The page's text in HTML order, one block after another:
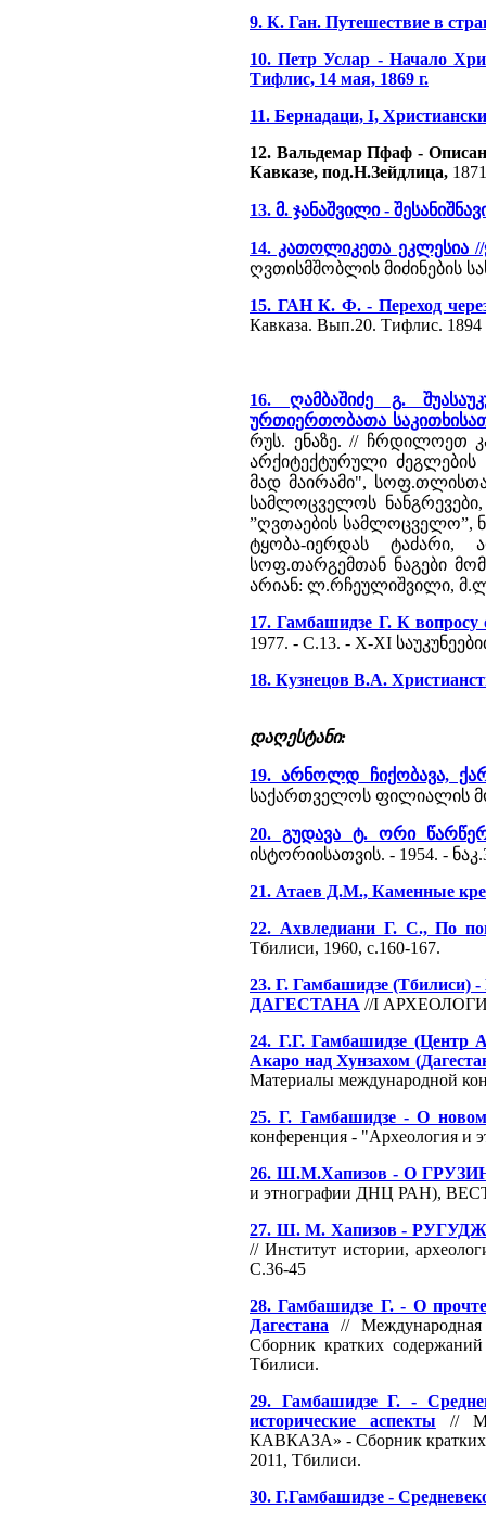
9. К. Ган. Путешествие в
10. Петр Услар - Начало
Тифлис, 14 мая, 1869 г.
11. Бернадаци, I,
12. Вальдемар Пфаф -
Кавказе, под.Н.Зейдлица,
13. მ. ჯანაშვილი -
14. კათოლიკეთა ეკლესია //
ღვთისმშობლის მიძინების
15. ГАН К. Ф. - Переход
Кавказа. Вып.20. Тифлис. 1894
16. ღამბაშიძე გ.
ურთიერთობათა
რუს. ენაზე. // ჩრდილოეთ
არქიტექტურული ძეგლების
მად მაირამი",
სამლოცველოს
”ღვთაების სამლოცველო”,
ტყობა-იერდას ტაძარი,
სოფ.თარგემთან ნაგები
არიან: ლ.რჩეულიშვილი,
17. Гамбашидзе Г. К вопросу
1977. - С.13. - X-XI
18. Кузнецов В.А.
დაღესტანი:
19. არნოლდ ჩიქობავა,
საქართველოს ფილიალის
20. გუდავა ტ. ორი
ისტორიისათვის. - 1954. -
21. Атаев Д.М., Каменные
22. Ахвледиани Г. С., По
Тбилиси, 1960, с.160-167.
23. Г. Гамбашидзе
ДАГЕСТАНА //I
24. Г.Г. Гамбашидзе (Центр
Акаро над Хунзахом
Материалы международной
25. Г. Гамбашидзе - О новом
конференция - "Археология и
26. Ш.М.Хапизов - О
и этнографии ДНЦ РАН),
27. Ш. М. Хапизов -
// Институт истории,
С.36-45
28. Гамбашидзе Г. - О
Дагестана
//
Сборник кратких
Тбилиси.
29. Гамбашидзе Г. -
исторические аспекты //
КАВКАЗА» - Сборник кратких
2011, Тбилиси.
30. Г.Гамбашидзе -